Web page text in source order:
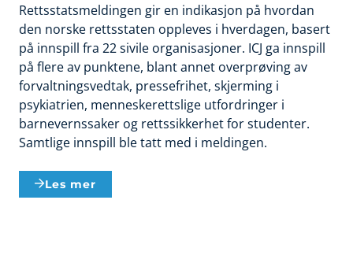
Rettsstatsmeldingen gir en indikasjon på hvordan
den norske rettsstaten oppleves i hverdagen, basert
på innspill fra 22 sivile organisasjoner. ICJ ga innspill
på flere av punktene, blant annet overprøving av
forvaltningsvedtak, pressefrihet, skjerming i
psykiatrien, menneskerettslige utfordringer i
barnevernssaker og rettssikkerhet for studenter.
Samtlige innspill ble tatt med i meldingen.
Les mer